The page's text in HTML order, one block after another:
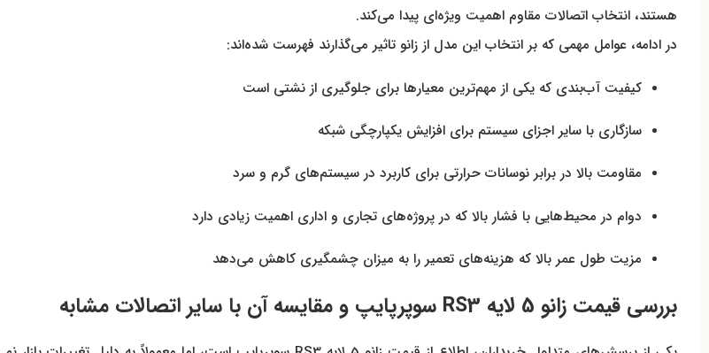
هستند، انتخاب اتصالات مقاوم اهمیت ویژه‌ای پیدا می‌کند.
در ادامه، عوامل مهمی که بر انتخاب این مدل از زانو تاثیر می‌گذارند فهرست شده‌اند:
کیفیت آب‌بندی که یکی از مهم‌ترین معیارها برای جلوگیری از نشتی است
سازگاری با سایر اجزای سیستم برای افزایش یکپارچگی شبکه
مقاومت بالا در برابر نوسانات حرارتی برای کاربرد در سیستم‌های گرم و سرد
دوام در محیط‌هایی با فشار بالا که در پروژه‌های تجاری و اداری اهمیت زیادی دارد
مزیت طول عمر بالا که هزینه‌های تعمیر را به میزان چشمگیری کاهش می‌دهد
بررسی قیمت زانو 5 لایه RS3 سوپرپایپ و مقایسه آن با سایر اتصالات مشابه